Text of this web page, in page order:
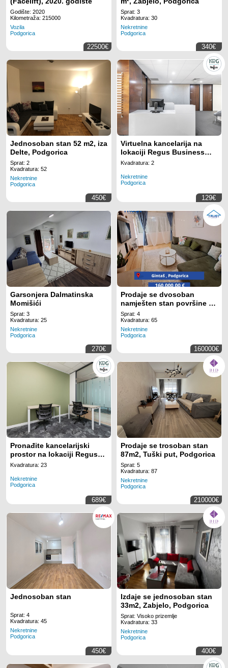
Godište: 2020
Kilometraža: 215000
Vozila
Podgorica
22500€
Sprat: 3
Kvadratura: 30
Nekretnine
Podgorica
340€
Jednosoban stan 52 m2, iza
Delte, Podgorica
Sprat: 2
Kvadratura: 52
Nekretnine
Podgorica
450€
Virtuelna kancelarija na
lokaciji Regus Business
Tower Montenegro
Kvadratura: 2
Nekretnine
Podgorica
129€
Garsonjera Dalmatinska
Momišići
Sprat: 3
Kvadratura: 25
Nekretnine
Podgorica
270€
Prodaje se dvosoban
namješten stan površine 65
m!
Sprat: 4
Kvadratura: 65
Nekretnine
Podgorica
160000€
Pronađite kancelarijski
prostor na lokaciji Regus
Business Tower
zaposlenih uz potpuno
uključenu uslugu
Kvadratura: 23
Nekretnine
Podgorica
689€
Prodaje se trosoban stan
87m2, Tuški put, Podgorica
Sprat: 5
Kvadratura: 87
Nekretnine
Podgorica
210000€
Jednosoban stan
Sprat: 4
Kvadratura: 45
Nekretnine
Podgorica
450€
Izdaje se jednosoban stan
33m2, Zabjelo, Podgorica
Sprat: Visoko prizemlje
Kvadratura: 33
Nekretnine
Podgorica
400€